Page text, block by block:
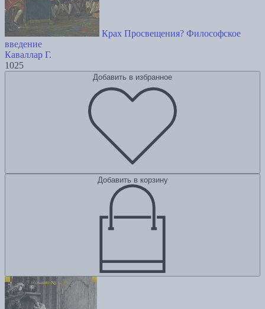
Крах Просвещения? Философское
введение
Каваллар Г.
1025
Добавить в избранное
Добавить в корзину